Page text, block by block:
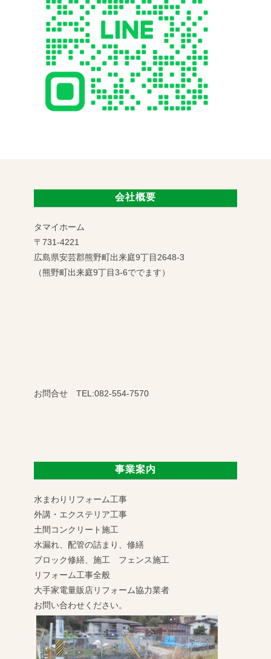
会社概要
タマイホーム
〒731-4221
広島県安芸郡熊野町出来庭9丁目2648-3
（熊野町出来庭9丁目3-6ででます）
お問合せ TEL:082-554-7570
事業案内
水まわりリフォーム工事
外講・エクステリア工事
土間コンクリート施工
水漏れ、配管の詰まり、修繕
ブロック修繕、施工 フェンス施工
リフォーム工事全般
大手家電量販店リフォーム協力業者
お問い合わせください。